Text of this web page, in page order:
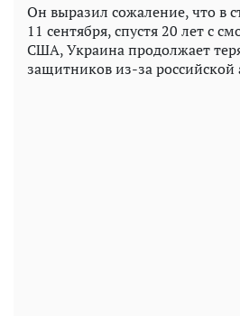
Он выразил сожаление, что в
11 сентября, спустя 20 лет с
США, Украина продолжает
защитников из-за российской